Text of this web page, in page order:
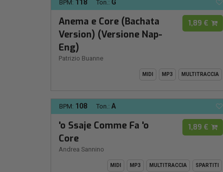
BPM: 118 Ton.: G
Anema e Core (Bachata
Version) (Versione Nap-
Eng)
Patrizio Buanne
1,89 €
MIDI MP3 MULTITRACCIA
BPM: 108 Ton.: A
'o Ssaje Comme Fa 'o
Core
Andrea Sannino
1,89 €
MIDI MP3 MULTITRACCIA SPARTITI